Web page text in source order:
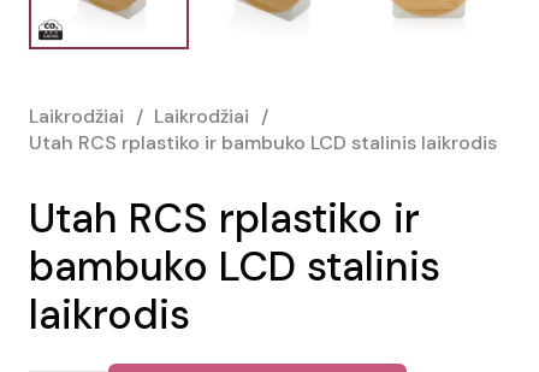
Laikrodžiai / Laikrodžiai /
Utah RCS rplastiko ir bambuko LCD stalinis laikrodis
Utah RCS rplastiko ir
bambuko LCD stalinis
laikrodis